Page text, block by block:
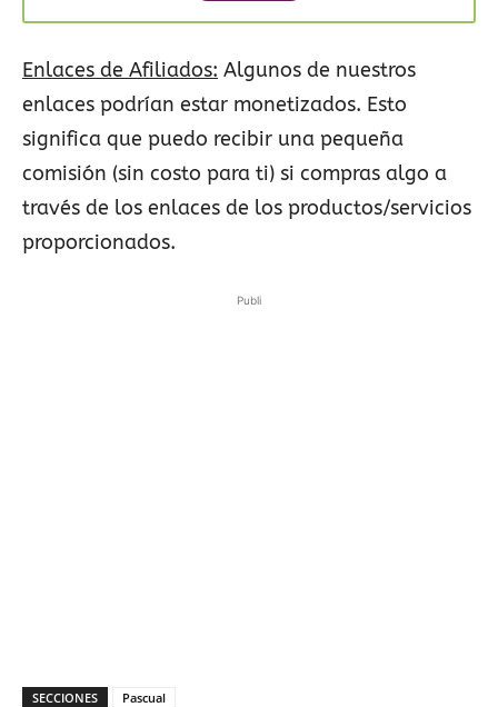
Enlaces de Afiliados: Algunos de nuestros
enlaces podrían estar monetizados. Esto
significa que puedo recibir una pequeña
comisión (sin costo para ti) si compras algo a
través de los enlaces de los productos/servicios
proporcionados.
Publi
SECCIONES Pascual